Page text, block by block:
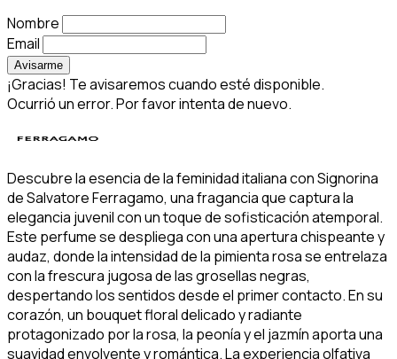
Nombre
Email
Avisarme
¡Gracias! Te avisaremos cuando esté disponible.
Ocurrió un error. Por favor intenta de nuevo.
Descubre la esencia de la feminidad italiana con Signorina
de Salvatore Ferragamo, una fragancia que captura la
elegancia juvenil con un toque de sofisticación atemporal.
Este perfume se despliega con una apertura chispeante y
audaz, donde la intensidad de la pimienta rosa se entrelaza
con la frescura jugosa de las grosellas negras,
despertando los sentidos desde el primer contacto. En su
corazón, un bouquet floral delicado y radiante
protagonizado por la rosa, la peonía y el jazmín aporta una
suavidad envolvente y romántica. La experiencia olfativa